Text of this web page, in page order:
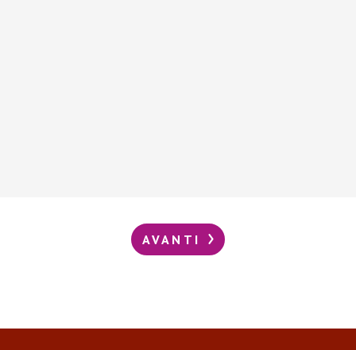
AVANTI